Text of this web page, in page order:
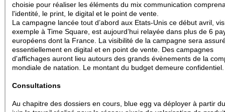
choisie pour réaliser les éléments du mix communication
l'identité, le print, le digital et le point de vente.
La campagne lancée tout d’abord aux Etats-Unis ce début avril,
exemple à Time Square, est aujourd’hui relayée dans plus de 6
européens dont la France. La visibilité de la campagne sera
essentiellement en digital et en point de vente. Des campagnes
d'affichages auront lieu autours des grands évènements de la
mondiale de natation. Le montant du budget demeure confidentiel.
Consultations
Au chapitre des dossiers en cours, blue egg va déployer à partir